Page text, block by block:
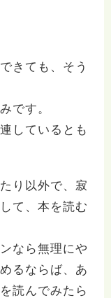
きても、そう
です。
しているとも
り以外で、寂
て、本を読む
なら無理にや
るならば、あ
読んでみたら